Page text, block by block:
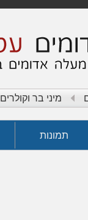
מיני בר וקולרים
תמונות